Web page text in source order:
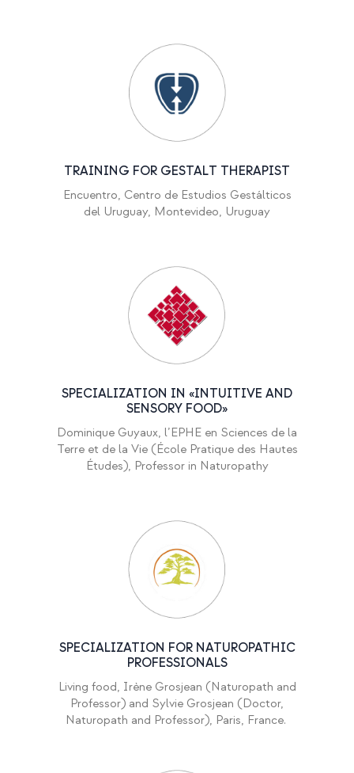
TRAINING FOR GESTALT THERAPIST
Encuentro, Centro de Estudios Gestálticos
del Uruguay, Montevideo, Uruguay
SPECIALIZATION IN «INTUITIVE AND
SENSORY FOOD»
Dominique Guyaux, l’EPHE en Sciences de la
Terre et de la Vie (École Pratique des Hautes
Études), Professor in Naturopathy
SPECIALIZATION FOR NATUROPATHIC
PROFESSIONALS
Living food, Irène Grosjean (Naturopath and
Professor) and Sylvie Grosjean (Doctor,
Naturopath and Professor), Paris, France.